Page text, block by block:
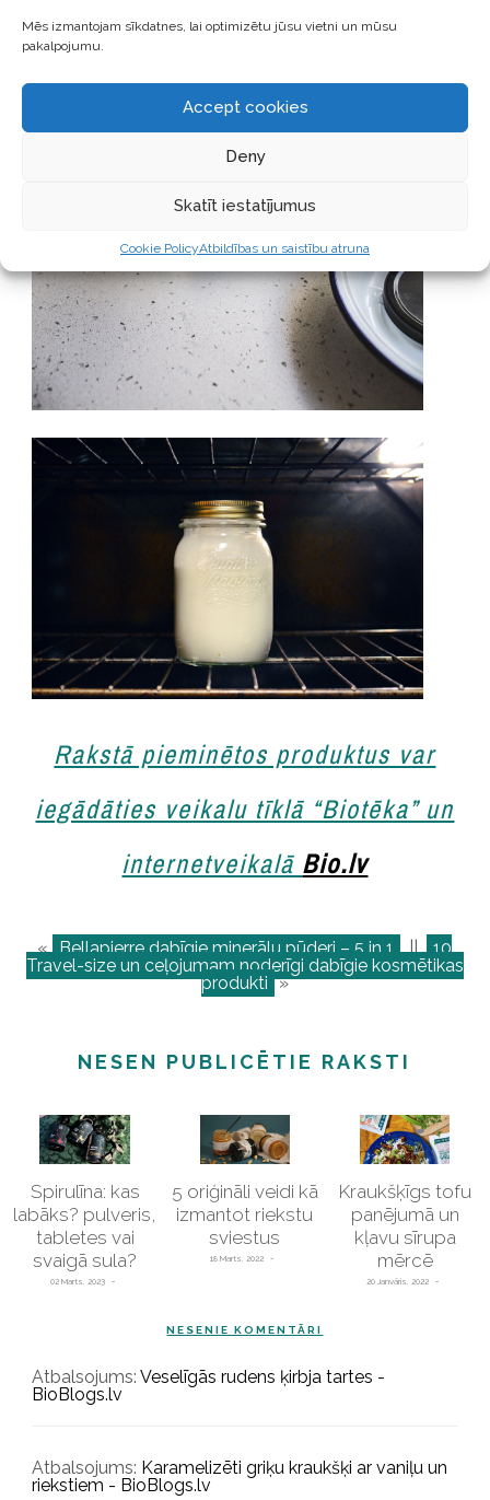
Mēs izmantojam sīkdatnes, lai optimizētu jūsu vietni un mūsu
pakalpojumu.
Accept cookies
Deny
Skatīt iestatījumus
Cookie PolicyAtbildības un saistību atruna
Rakstā pieminētos produktus var
iegādāties veikalu tīklā “Biotēka” un
internetveikalā Bio.lv
« Bellapierre dabīgie minerālu pūderi – 5 in 1 || 10
Travel-size un ceļojumam noderīgi dabīgie kosmētikas
produkti »
NESEN PUBLICĒTIE RAKSTI
Spirulīna: kas
labāks? pulveris,
tabletes vai
svaigā sula?
02 Marts, 2023
5 oriģināli veidi kā
izmantot riekstu
sviestus
18 Marts, 2022
Kraukšķīgs tofu
panējumā un
kļavu sīrupa
mērcē
20 Janvāris, 2022
NESENIE KOMENTĀRI
Atbalsojums: Veselīgās rudens ķirbja tartes -
BioBlogs.lv
Atbalsojums: Karamelizēti griķu kraukšķi ar vaniļu un
riekstiem - BioBlogs.lv